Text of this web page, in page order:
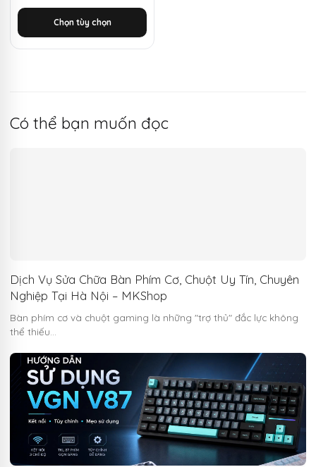
là:
3.350.000 ₫.
tại
là:
1.150.000 ₫.
Chọn tùy chọn
Có thể bạn muốn đọc
Dịch Vụ Sửa Chữa Bàn Phím Cơ, Chuột Uy Tín, Chuyên
Nghiệp Tại Hà Nội – MKShop
Bàn phím cơ và chuột gaming là những "trợ thủ" đắc lực không
thể thiếu…